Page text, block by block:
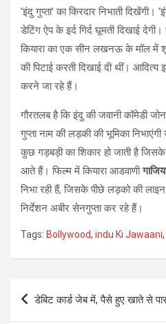
‘इंदु गुप्‍ता’ का किरदार निभाती
डेटिंग ऐप के इर्द गिर्द घूमती दिखाई
कियारा का एक सीन लखनऊ के मॉल में
की पिटाई करती दिखाई दी थीं।
करने जा रहे हैं।
गौरतलब है कि इंदु की जवानी कॉमेडी
गुप्ता नाम की लड़की की भूमिका
कुछ गड़बड़ी का शिकार हो जाती है
आते हैं। फिल्म में कियारा आडवाणी
निभा रही हैं, जिसके पीछे लड़को की
निर्देशन अबीर सेनगुप्ता कर रहे हैं।
Tags: Bollywood, indu Ki Jawaani,
Post
डेबिट कार्ड जेब में, पैसे हुए खाते से